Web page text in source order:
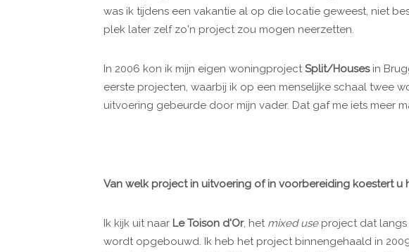
was ik tijdens een vakantie al op die locatie geweest, niet
plek later zelf zo'n project zou mogen neerzetten.
In 2006 kon ik mijn eigen woningprojectSplit/Housesin
eerste projecten, waarbij ik op een menselijke schaal twee
uitvoering gebeurde door mijn vader. Dat gaf me iets meer
Van welk project in uitvoering of in voorbereiding koestert u
Ik kijk uit naar Le Toison d'Or, het mixed useproject dat langs
wordt opgebouwd. Ik heb het project binnengehaald in